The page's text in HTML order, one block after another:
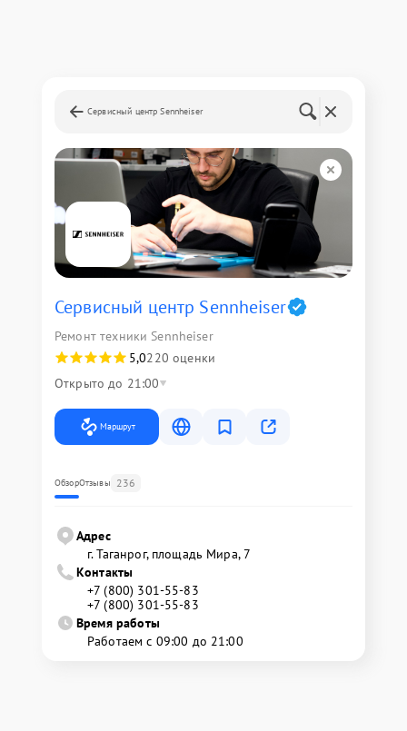
Сервисный центр Sennheiser
Сервисный центр Sennheiser
Ремонт техники Sennheiser
5,0220 оценки
Открыто до 21:00
Маршрут
ОбзорОтзывы 236
Адрес
г. Таганрог, площадь Мира, 7
Контакты
+7 (800) 301-55-83
+7 (800) 301-55-83
Время работы
Работаем с 09:00 до 21:00